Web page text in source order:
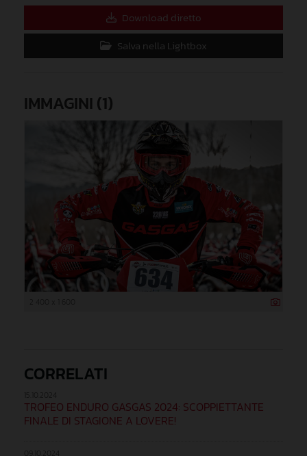
Download diretto
Salva nella Lightbox
IMMAGINI (1)
CORRELATI
TROFEO ENDURO GASGAS 2024: SCOPPIETTANTE
FINALE DI STAGIONE A LOVERE!